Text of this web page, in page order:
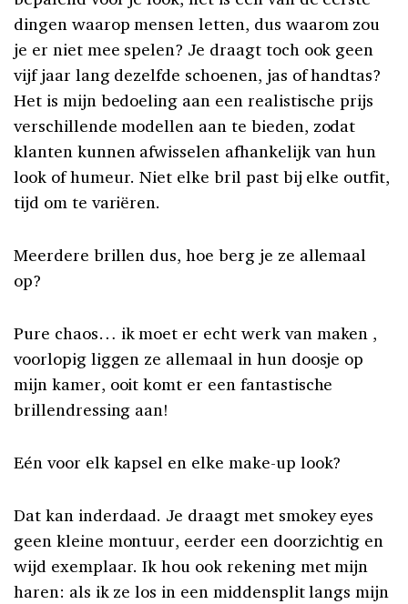
dingen waarop mensen letten, dus waarom zou
je er niet mee spelen? Je draagt toch ook geen
vijf jaar lang dezelfde schoenen, jas of handtas?
Het is mijn bedoeling aan een realistische prijs
verschillende modellen aan te bieden, zodat
klanten kunnen afwisselen afhankelijk van hun
look of humeur. Niet elke bril past bij elke outfit,
tijd om te variëren.
Meerdere brillen dus, hoe berg je ze allemaal
op?
Pure chaos… ik moet er echt werk van maken ,
voorlopig liggen ze allemaal in hun doosje op
mijn kamer, ooit komt er een fantastische
brillendressing aan!
Eén voor elk kapsel en elke make-up look?
Dat kan inderdaad. Je draagt met smokey eyes
geen kleine montuur, eerder een doorzichtig en
wijd exemplaar. Ik hou ook rekening met mijn
haren: als ik ze los in een middensplit langs mijn